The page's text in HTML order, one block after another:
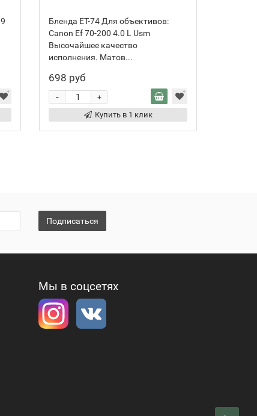
Бленда ET-74 Для объективов:
Canon Ef 70-200 4.0 L Usm
Высочайшее качество
исполнения. Матов...
698 руб
+
-
Купить в 1 клик
Подписаться
Мы в соцсетях